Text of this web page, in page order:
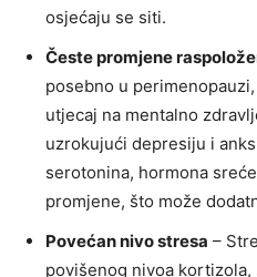
osjećaju se siti.
Česte promjene
posebno u
utjecaj na mentalno
uzrokujući depresiju i
serotonina, hormona
promjene, što može
Povećan nivo stresa –
povišenog nivoa